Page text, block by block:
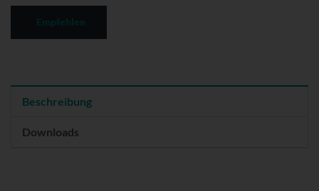
Beschreibung
Downloads